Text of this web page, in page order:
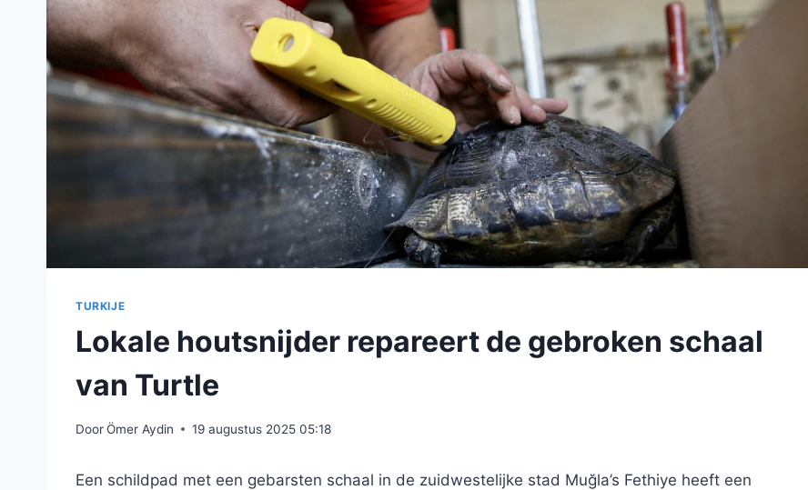
TURKIJE
Lokale houtsnijder repareert de gebroken schaal
van Turtle
DoorÖmer Aydin 19 augustus 2025 05:18
Een schildpad met een gebarsten schaal in de zuidwestelijke stad Muğla’s Fethiye heeft een